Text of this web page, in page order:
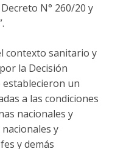
N° 260/20 y
contexto sanitario y
la Decisión
establecieron un
a las condiciones
nacionales y
y
y demás